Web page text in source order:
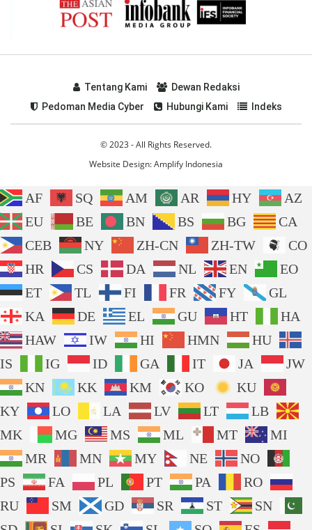
Tentang Kami
Dewan Redaksi
Pedoman Media Cyber
Hubungi Kami Indeks
© 2023 - All Rights Reserved.
Website Design:Amplify Indonesia
AF SQ AM AR HY
AZ
EU
BE BN BS BG
CA
CEB
NY ZH-CN ZH-TW
CO
HR
CS DA NL EN
EO
ET
TL FI FR FY
GL
KA
DE EL GU HT
HA
HAW
IW HI HMN
HU
IS
IG ID GA IT JA
JW
KN
KK KM KO
KU
KY
LO LA LV LT
LB
MK
MG MS ML MT
MI
MR
MN MY NE
NO
PS
FA PL PT PA
RO
RU
SM GD SR ST
SN